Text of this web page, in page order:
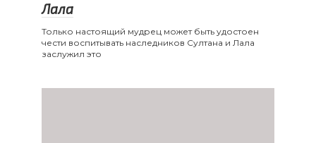
Лала
Только настоящий мудрец может быть удостоен
чести воспитывать наследников Султана и Лала
заслужил это